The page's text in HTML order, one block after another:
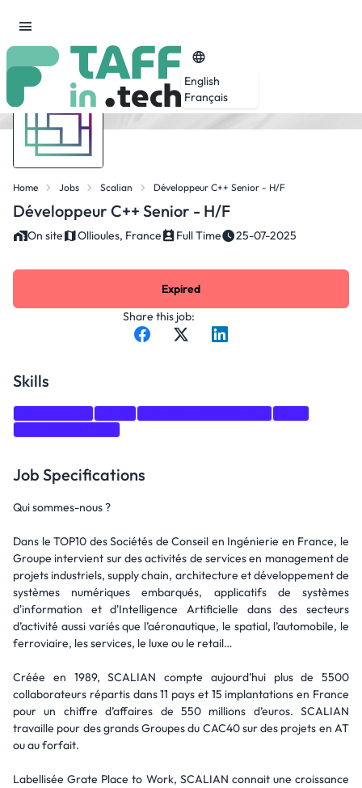
English
Français
Home Jobs Scalian Développeur C++ Senior - H/F
Développeur C++ Senior - H/F
On site Ollioules, France Full Time 25-07-2025
Share this job:
Expired
Skills
Job Specifications
Qui sommes-nous ?
Dans le TOP10 des Sociétés de Conseil en Ingénierie en France, le
Groupe intervient sur des activités de services en management de
projets industriels, supply chain, architecture et développement de
systèmes numériques embarqués, applicatifs de systèmes
d'information et d'Intelligence Artificielle dans des secteurs
d’activité aussi variés que l’aéronautique, le spatial, l’automobile, le
ferroviaire, les services, le luxe ou le retail…
Créée en 1989, SCALIAN compte aujourd’hui plus de 5500
collaborateurs répartis dans 11 pays et 15 implantations en France
pour un chiffre d’affaires de 550 millions d’euros. SCALIAN
travaille pour des grands Groupes du CAC40 sur des projets en AT
ou au forfait.
Labellisée Grate Place to Work, SCALIAN connait une croissance